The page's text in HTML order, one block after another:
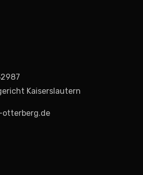
Kaiserslautern
otterberg.de